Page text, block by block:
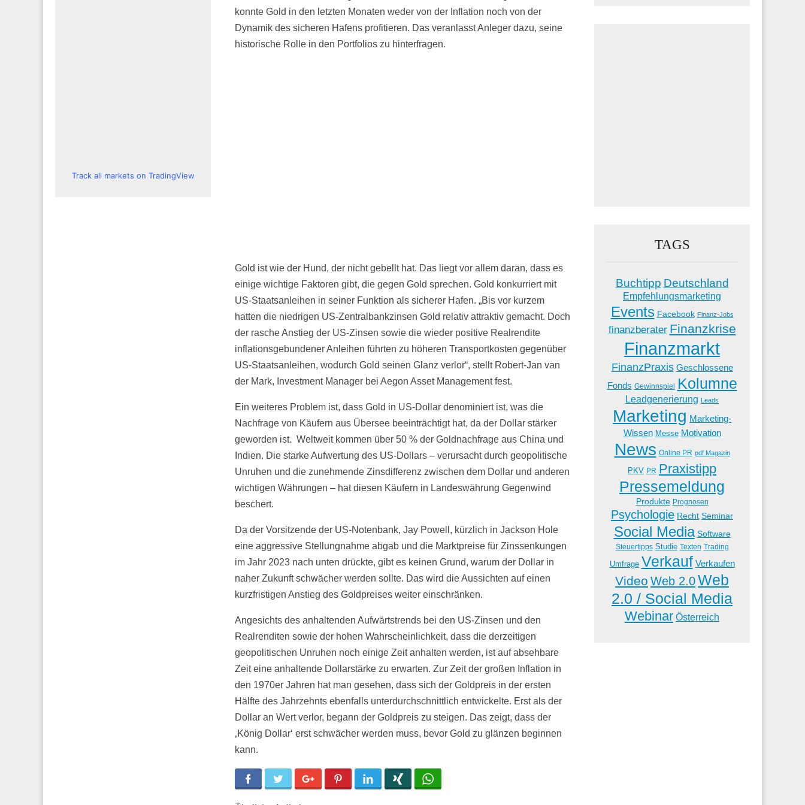
konnte Gold in den letzten Monaten weder von der Inflation noch von der
Dynamik des sicheren Hafens profitieren. Das veranlasst Anleger dazu, seine
historische Rolle in den Portfolios zu hinterfragen.
Gold ist wie der Hund, der nicht gebellt hat. Das liegt vor allem daran, dass es
einige wichtige Faktoren gibt, die gegen Gold sprechen. Gold konkurriert mit
US-Staatsanleihen in seiner Funktion als sicherer Hafen. „Bis vor kurzem
hatten die niedrigen US-Zentralbankzinsen Gold relativ attraktiv gemacht. Doch
der rasche Anstieg der US-Zinsen sowie die wieder positive Realrendite
inflationsgebundener Anleihen führten zu höheren Transportkosten gegenüber
US-Staatsanleihen, wodurch Gold seinen Glanz verlor“, stellt Robert-Jan van
der Mark, Investment Manager bei Aegon Asset Management fest.
Ein weiteres Problem ist, dass Gold in US-Dollar denominiert ist, was die
Nachfrage von Käufern aus Übersee beeinträchtigt hat, da der Dollar stärker
geworden ist. Weltweit kommen über 50 % der Goldnachfrage aus China und
Indien. Die starke Aufwertung des US-Dollars – verursacht durch geopolitische
Unruhen und die zunehmende Zinsdifferenz zwischen dem Dollar und anderen
wichtigen Währungen – hat diesen Käufern in Landeswährung Gegenwind
beschert.
Da der Vorsitzende der US-Notenbank, Jay Powell, kürzlich in Jackson Hole
eine aggressive Stellungnahme abgab und die Marktpreise für Zinssenkungen
im Jahr 2023 nach unten drückte, gibt es keinen Grund, warum der Dollar in
naher Zukunft schwächer werden sollte. Das wird die Aussichten auf einen
kurzfristigen Anstieg des Goldpreises weiter einschränken.
Angesichts des anhaltenden Aufwärtstrends bei den US-Zinsen und den
Realrenditen sowie der hohen Wahrscheinlichkeit, dass die derzeitigen
geopolitischen Unruhen noch einige Zeit anhalten werden, ist auf absehbare
Zeit eine anhaltende Dollarstärke zu erwarten. Zur Zeit der großen Inflation in
den 1970er Jahren hat man gesehen, dass sich der Goldpreis in der ersten
Hälfte des Jahrzehnts ebenfalls unterdurchschnittlich entwickelte. Erst als der
Dollar an Wert verlor, begann der Goldpreis zu steigen. Das zeigt, dass der
‚König Dollar‘ erst schwächer werden muss, bevor Gold zu glänzen beginnen
kann.
Facebook Twitter Google+ Pinterest LinkedIn
Track all markets on TradingView
TAGS
Buchtipp Deutschland
Empfehlungsmarketing
Events Facebook Finanz-Jobs
finanzberater Finanzkrise
Finanzmarkt
FinanzPraxis Geschlossene
Fonds Gewinnspiel Kolumne
Leadgenerierung Leads
Marketing Marketing-
Wissen Messe Motivation
News Online PR pdf Magazin
PKV PR Praxistipp
Pressemeldung
Produkte Prognosen
Psychologie Recht Seminar
Social Media Software
Steuertipps Studie Texten Trading
Umfrage Verkauf Verkaufen
Video Web 2.0Web
2.0 / Social Media
Webinar Österreich